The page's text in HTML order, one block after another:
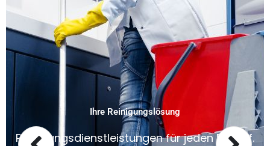
Ihre Reinigungslösung
Reinigungsdienstleistungen für jeden Bedarf.